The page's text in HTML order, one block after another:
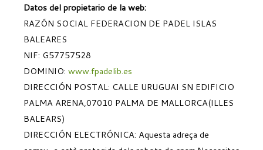
BORSA DE TREBALL
LLEI DE TRANSPARÈNCIA
JUNTA DIRECTIVA
EQUIP TÈCNIC
ESTATUTS
COMPTES I BALANÇOS
SOL·LICITUD D'ALTA CLUB
CLUBS MALLORCA
CLUBS MENORCA
COMITÈS I
Datos del propietario de la web:
RAZÓN SOCIAL FEDERACION DE PADEL ISLAS
BALEARES
NIF: G57757528
DOMINIO: www.fpadelib.es
DIRECCIÓN POSTAL: CALLE URUGUAI SN EDIFICIO
PALMA ARENA,07010 PALMA DE MALLORCA(ILLES
BALEARS)
DIRECCIÓN ELECTRÓNICA: Aquesta adreça de